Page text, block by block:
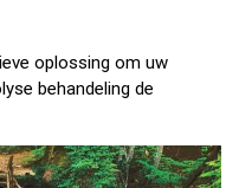
oplossing om uw
behandeling de